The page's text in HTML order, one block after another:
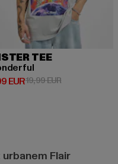
TEE
EUR Preis: 11,99 EUR
19,99 EURAktionspreis:
Flair